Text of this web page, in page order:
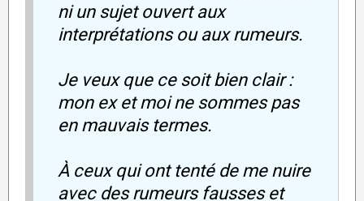
ni un sujet ouvert aux
interprétations ou aux rumeurs.
Je veux que ce soit bien clair :
mon ex et moi ne sommes pas
en mauvais termes.
À ceux qui ont tenté de me nuire
avec des rumeurs fausses et